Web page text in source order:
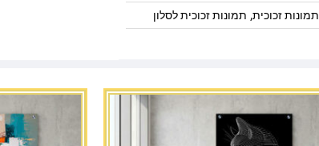
תמונות זכוכית, תמונות זכוכית לסלון